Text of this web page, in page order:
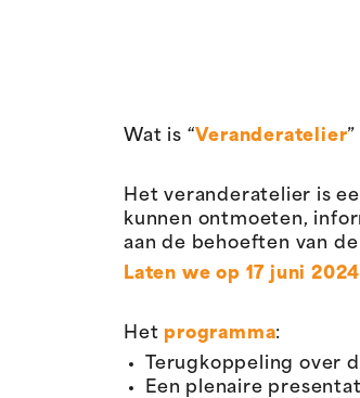
Wat is “Veranderatelier
Het veranderatelier is
kunnen ontmoeten,
aan de behoeften van
Laten we op 17 juni
Het programma:
Terugkoppeling over
Een plenaire